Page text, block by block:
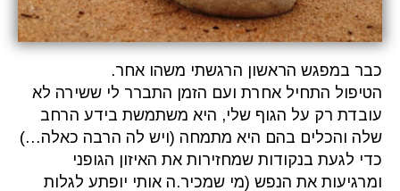
כבר במפגש הראשון הרגשתי משהו אחר.
הטיפול התחיל אחרת ועם הזמן התברר לי ששירה לא
עובדת רק על הגוף שלי, היא משתמשת בידע הרחב
שלה והכלים בהם היא מתמחה (ויש לה הרבה כאלה…)
כדי לגעת בנקודות שמחזירות את האיזון הגופני
ומרגיעות את הנפש (מי שמכיר.ה אותי יופתע לגלות